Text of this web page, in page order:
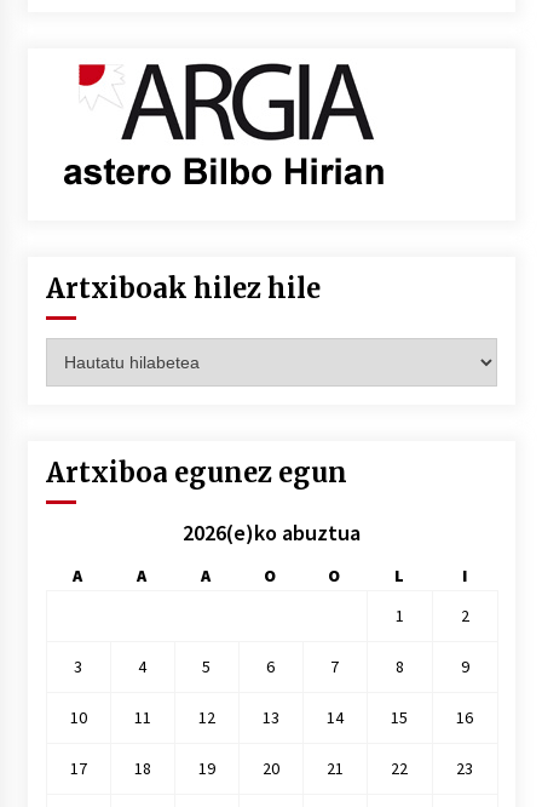
Artxiboak hilez hile
hilez
Artxiboa egunez egun
2026(e)ko abuztua
A A A O O L
I
1
2
3 4 5 6 7 8 9
10 11 12 13 14 15 16
17 18 19 20 21 22 23